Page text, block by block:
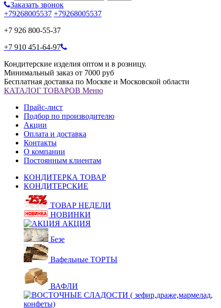
Заказать звонок
+79268005537 +79268005537
+7 926 800-55-37
+7 910 451-64-97
Кондитерские изделия оптом и в розницу.
Минимальный заказ от 7000 руб
Бесплатная доставка по Москве и Московской области
КАТАЛОГ ТОВАРОВ Меню
Прайс-лист
Подбор по производителю
Акции
Оплата и доставка
Контакты
О компании
Постоянным клиентам
КОНДИТЕРКА ТОВАР
КОНДИТЕРСКИЕ
ТОВАР НЕДЕЛИ
НОВИНКИ
АКЦИЯ
Безе
Вафельные ТОРТЫ
ВАФЛИ